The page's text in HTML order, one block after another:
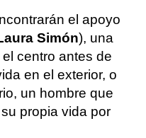
el apoyo
Simón), una
centro antes de
en el exterior, o
un hombre que
propia vida por